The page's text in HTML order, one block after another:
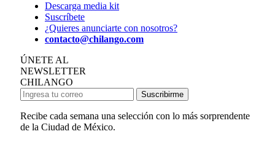
Descarga media kit
Suscríbete
¿Quieres anunciarte con nosotros?
contacto@chilango.com
ÚNETE AL
NEWSLETTER
CHILANGO
Suscribirme
Recibe cada semana una selección con lo más sorprendente
de la Ciudad de México.